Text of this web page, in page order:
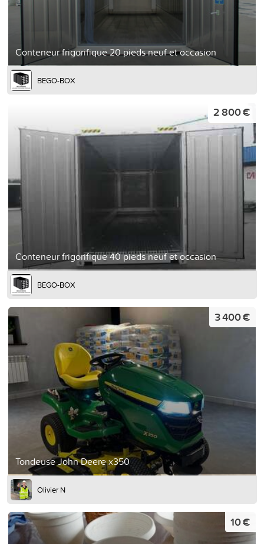
Conteneur frigorifique 20 pieds neuf et occasion
BEGO-BOX
Conteneur frigorifique 40 pieds neuf et occasion
2 800 €
BEGO-BOX
Tondeuse John Deere x350
3 400 €
Olivier N
10 €